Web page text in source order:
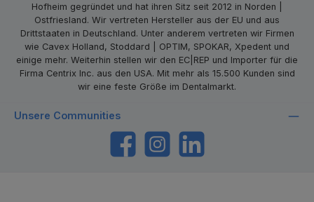
Hofheim gegründet und hat ihren Sitz seit 2012 in Norden |
Ostfriesland. Wir vertreten Hersteller aus der EU und aus
Drittstaaten in Deutschland. Unter anderem vertreten wir Firmen
wie Cavex Holland, Stoddard | OPTIM, SPOKAR, Xpedent und
einige mehr. Weiterhin stellen wir den EC|REP und Importer für die
Firma Centrix Inc. aus den USA. Mit mehr als 15.500 Kunden sind
wir eine feste Größe im Dentalmarkt.
Unsere Communities
https://www.facebook.com/dentalcontact
Instagram LinkedIn